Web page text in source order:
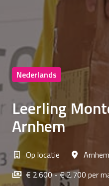
Nederlands
Leerling
Arnhem
Op locatie Arnhem
€ 2.600 - € 2.700 per